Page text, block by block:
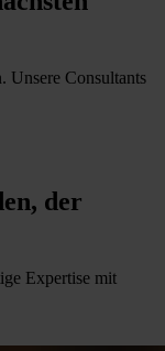
Unsere Consultants
der
Expertise mit